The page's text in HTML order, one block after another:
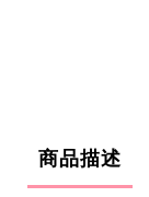
商品描述